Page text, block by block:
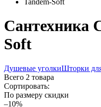
Tandem-Soft
Сантехника
Soft
Душевые уголкиШторки
Всего 2 товара
Сортировать:
По размеру скидки
–10%